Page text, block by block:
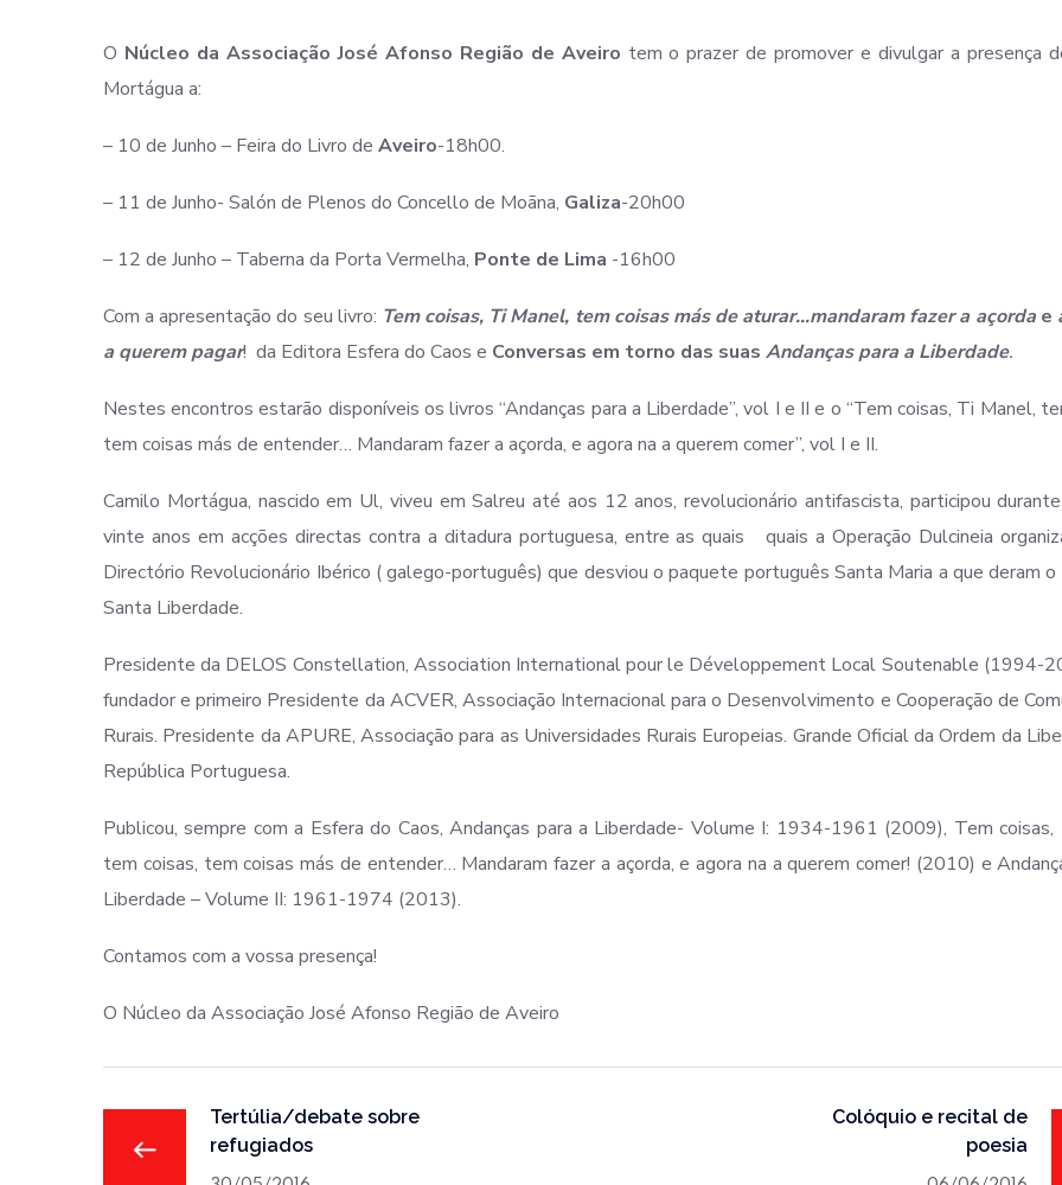
O Núcleo da Associação José Afonso Região de Aveiro tem o prazer de promover e divulgar a presença
Mortágua a:
– 10 de Junho – Feira do Livro de Aveiro-18h00.
– 11 de Junho- Salón de Plenos do Concello de Moãna, Galiza-20h00
– 12 de Junho – Taberna da Porta Vermelha, Ponte de Lima -16h00
Com a apresentação do seu livro: Tem coisas, Ti Manel, tem coisas más de aturar…mandaram fazer a açordae
a querem pagar! da Editora Esfera do Caos e Conversas em torno das suas Andanças para a Liberdade.
Nestes encontros estarão disponíveis os livros “Andanças para a Liberdade”, vol I e II e o “Tem coisas, Ti Manel,
tem coisas más de entender… Mandaram fazer a açorda, e agora na a querem comer”, vol I e II.
Camilo Mortágua, nascido em Ul, viveu em Salreu até aos 12 anos, revolucionário antifascista, participou
vinte anos em acções directas contra a ditadura portuguesa, entre as quais quais a Operação Dulcineia
Directório Revolucionário Ibérico ( galego-português) que desviou o paquete português Santa Maria a que deram o
Santa Liberdade.
Presidente da DELOS Constellation, Association International pour le Développement Local Soutenable (1994-
fundador e primeiro Presidente da ACVER, Associação Internacional para o Desenvolvimento e Cooperação de
Rurais. Presidente da APURE, Associação para as Universidades Rurais Europeias. Grande Oficial da Ordem da
República Portuguesa.
Publicou, sempre com a Esfera do Caos, Andanças para a Liberdade- Volume I: 1934-1961 (2009), Tem coisas,
tem coisas, tem coisas más de entender… Mandaram fazer a açorda, e agora na a querem comer! (2010) e
Liberdade – Volume II: 1961-1974 (2013).
Contamos com a vossa presença!
O Núcleo da Associação José Afonso Região de Aveiro
Tertúlia/debate sobre
refugiados
Colóquio e recital de
poesia